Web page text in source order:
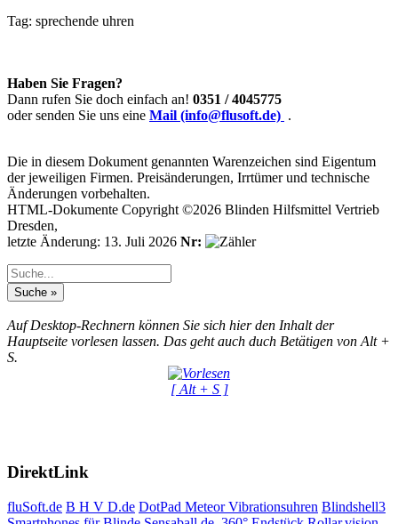
Tag: sprechende uhren
Haben Sie Fragen?
Dann rufen Sie doch einfach an! 0351 / 4045775
oder senden Sie uns eine Mail (info@flusoft.de) .
Die in diesem Dokument genannten Warenzeichen sind Eigentum
der jeweiligen Firmen. Preisänderungen, Irrtümer und technische
Änderungen vorbehalten.
HTML-Dokumente Copyright ©2026 Blinden Hilfsmittel Vertrieb
Dresden,
letzte Änderung: 13. Juli 2026 Nr:
Auf Desktop-Rechnern können Sie sich hier den Inhalt der
Hauptseite vorlesen lassen. Das geht auch duch Betätigen von Alt +
S.
[ Alt + S ]
DirektLink
fluSoft.de B H V D.de DotPad Meteor Vibrationsuhren Blindshell3